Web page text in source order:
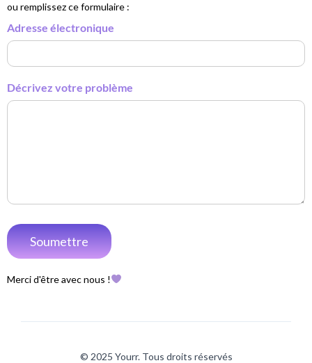
ou remplissez ce formulaire :
Adresse électronique
Décrivez votre problème
Merci d'être avec nous !
© 2025 Yourr. Tous droits réservés